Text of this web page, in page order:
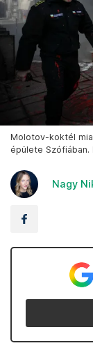
Molotov-koktél
épülete Szófiában.
Nagy